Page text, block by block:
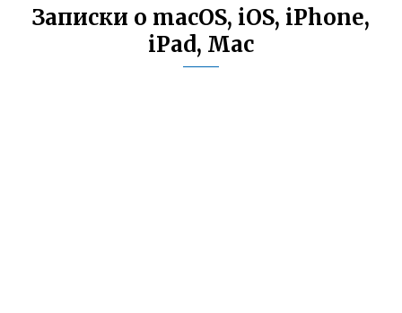
Записки о macOS, iOS, iPhone,
iPad, Mac